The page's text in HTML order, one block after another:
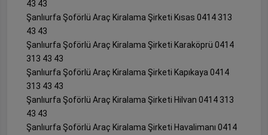
43 43
Şanlıurfa Şoförlü Araç Kiralama Şirketi Kısas 0414 313
43 43
Şanlıurfa Şoförlü Araç Kiralama Şirketi Karaköprü 0414
313 43 43
Şanlıurfa Şoförlü Araç Kiralama Şirketi Kapıkaya 0414
313 43 43
Şanlıurfa Şoförlü Araç Kiralama Şirketi Hilvan 0414 313
43 43
Şanlıurfa Şoförlü Araç Kiralama Şirketi Havalimanı 0414